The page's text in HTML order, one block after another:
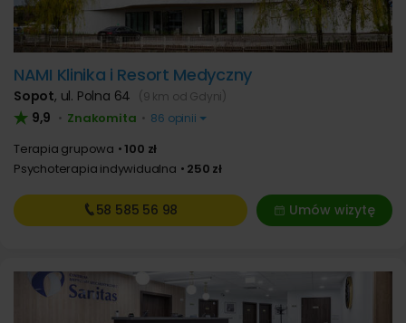
NAMI Klinika i Resort Medyczny
Sopot, ul. Polna 64 (9 km od Gdyni)
9,9 • Znakomita • 86 opinii
Terapia grupowa
100 zł
Psychoterapia indywidualna
250 zł
Umów wizytę
58 585 56 98